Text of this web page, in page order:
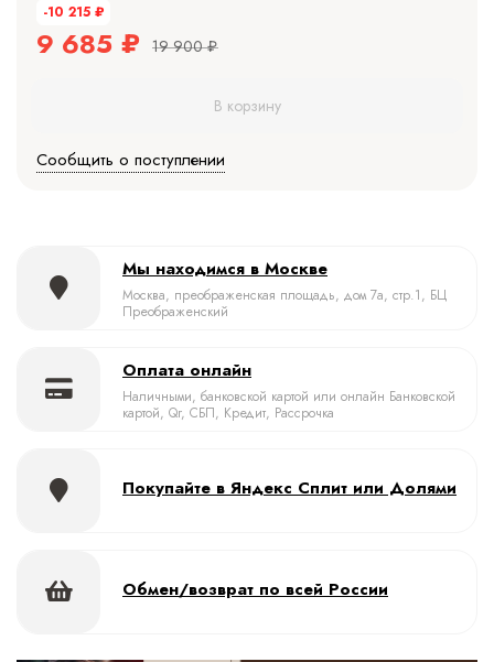
-10 215 ₽
9 685 ₽ 19 900 ₽
В корзину
Сообщить о поступлении
Мы находимся в Москве
Москва, преображенская площадь, дом 7а, стр.1, БЦ
Преображенский
Оплата онлайн
Наличными, банковской картой или онлайн Банковской
картой, Qr, СБП, Кредит, Рассрочка
Покупайте в Яндекс Сплит или Долями
Обмен/возврат по всей России